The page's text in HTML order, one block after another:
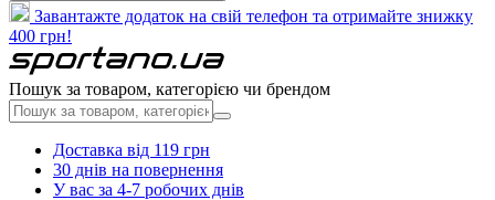
Завантажте додаток на свій телефон та отримайте знижку
400 грн!
Пошук за товаром, категорією чи брендом
Доставка від 119 грн
30 днів на повернення
У вас за 4-7 робочих днів